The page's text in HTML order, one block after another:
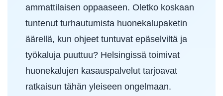
ammattilaisen oppaaseen. Oletko koskaan
tuntenut turhautumista huonekalupaketin
äärellä, kun ohjeet tuntuvat epäselviltä ja
työkaluja puuttuu? Helsingissä toimivat
huonekalujen kasauspalvelut tarjoavat
ratkaisun tähän yleiseen ongelmaan.